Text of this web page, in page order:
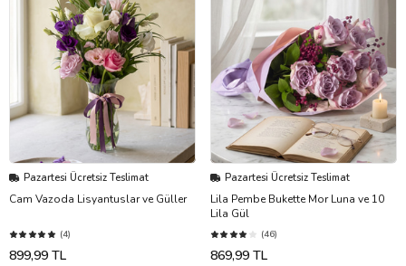
Pazartesi Ücretsiz Teslimat
Cam Vazoda Lisyantuslar ve Güller
(4)
899,99 TL
Pazartesi Ücretsiz Teslimat
Lila Pembe Bukette Mor Luna ve 10
Lila Gül
(46)
869,99 TL